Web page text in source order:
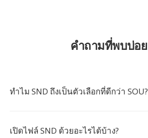
คำถามที่พบบ่อย
ทำไม SND ถึงเป็นตัวเลือกที่ดีกว่า SOU?
เปิดไฟล์ SND ด้วยอะไรได้บ้าง?